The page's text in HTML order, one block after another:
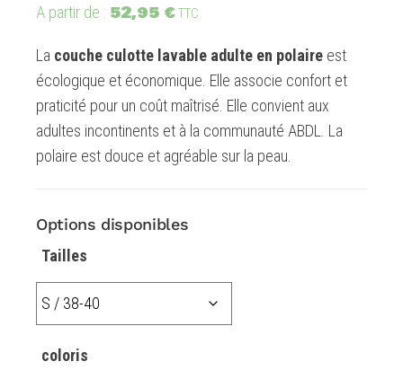
A partir de : 52,95 € TTC
La couche culotte lavable adulte en polaire est
écologique et économique. Elle associe confort et
praticité pour un coût maîtrisé. Elle convient aux
adultes incontinents et à la communauté ABDL. La
polaire est douce et agréable sur la peau.
Options disponibles
Tailles
coloris